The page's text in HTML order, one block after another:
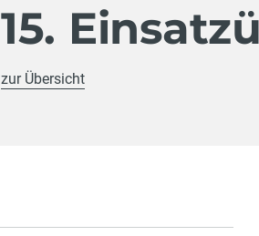
15.
zur Übersicht